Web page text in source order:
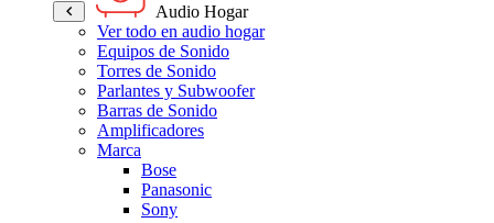
Audio Hogar
Ver todo en audio hogar
Equipos de Sonido
Torres de Sonido
Parlantes y Subwoofer
Barras de Sonido
Amplificadores
Marca
Bose
Panasonic
Sony